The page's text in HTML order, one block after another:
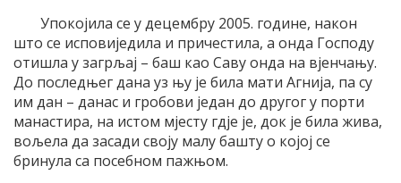
Упокојила се у децембру 2005. године, након
што се исповиједила и причестила, а онда Господу
отишла у загрљај – баш као Саву онда на вјенчању.
До последњег дана уз њу је била мати Агнија, па су
им дан – данас и гробови један до другог у порти
манастира, на истом мјесту гдје је, док је била жива,
вољела да засади своју малу башту о којој се
бринула са посебном пажњом.